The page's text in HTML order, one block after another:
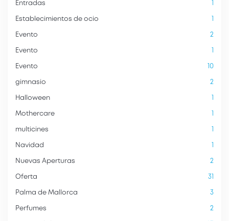
Entradas
Establecimientos de ocio
Evento 2
Evento
Evento 10
gimnasio 2
Halloween
Mothercare
multicines
Navidad
Nuevas Aperturas 2
Oferta 31
Palma de Mallorca 3
Perfumes 2